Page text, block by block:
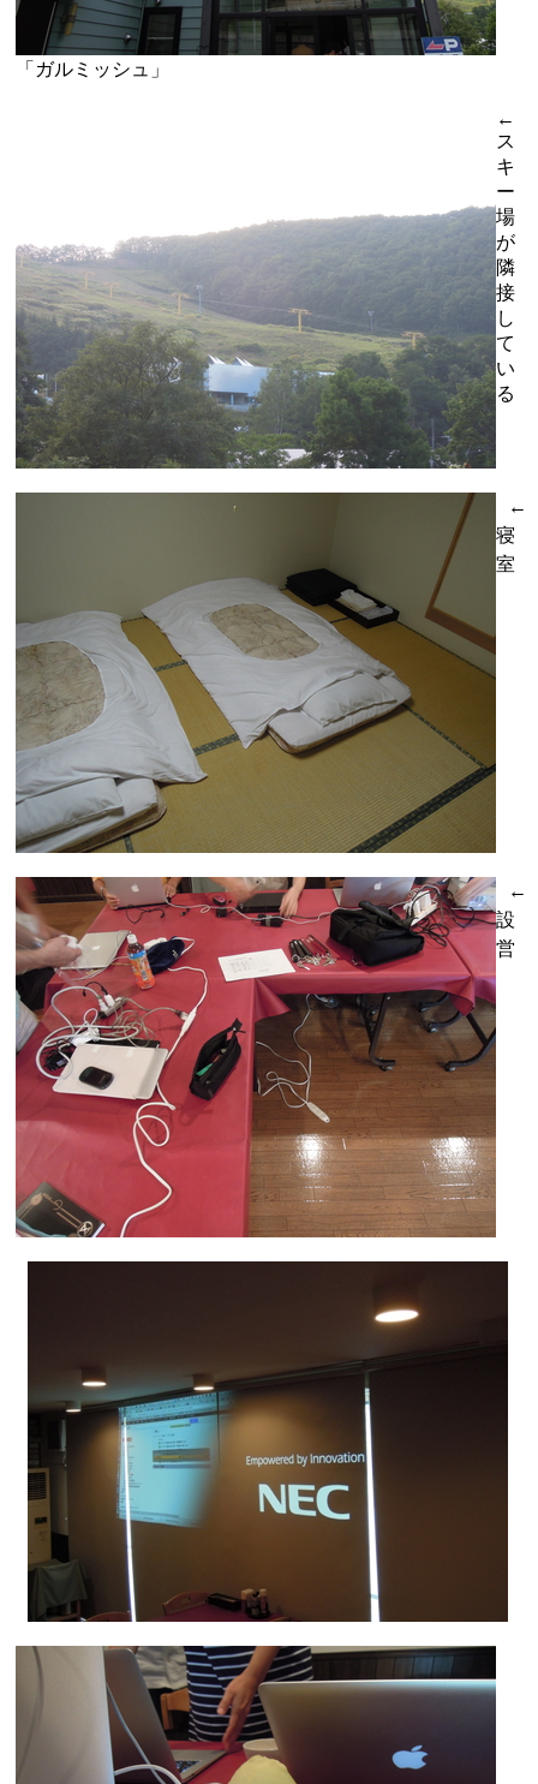
「ガルミッシュ」
←
ス
キ
ー
場
が
隣
接
し
て
い
る
←
寝
室
←
設
営